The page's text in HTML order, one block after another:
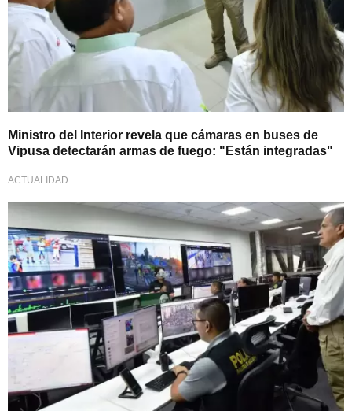
Ministro del Interior revela que cámaras en buses de
Vipusa detectarán armas de fuego: "Están integradas"
ACTUALIDAD
Continúa el trabajo